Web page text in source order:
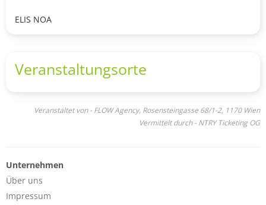
ELIS NOA
Veranstaltungsorte
Veranstaltet von - FLOW Agency, Rosensteingasse 68/1-2, 1170 Wien
Vermittelt durch - NTRY Ticketing OG
Unternehmen
Über uns
Impressum